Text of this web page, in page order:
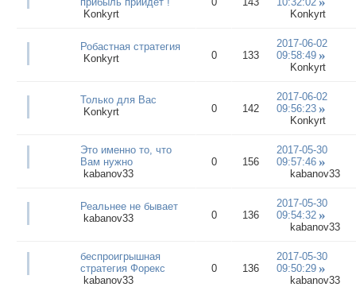
Konkyrt
Konkyrt
Робастная стратегия
Konkyrt
0 133
2017-06-02
09:58:49
Konkyrt
Только для Вас
Konkyrt
0 142
2017-06-02
09:56:23
Konkyrt
Это именно то, что
Вам нужно
kabanov33
0 156
2017-05-30
09:57:46
kabanov33
Реальнее не бывает
kabanov33
0 136
2017-05-30
09:54:32
kabanov33
беспроигрышная
стратегия Форекс
kabanov33
0 136
2017-05-30
09:50:29
kabanov33